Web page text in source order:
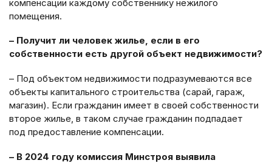
компенсации каждому собственнику нежилого
помещения.
– Получит ли человек жилье, если в его
собственности есть другой объект недвижимости?
– Под объектом недвижимости подразумеваются все
объекты капитального строительства (сарай, гараж,
магазин). Если гражданин имеет в своей собственности
второе жилье, в таком случае гражданин подпадает
под предоставление компенсации.
– В 2024 году комиссия Минстроя выявила